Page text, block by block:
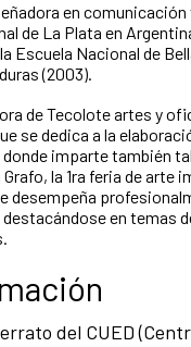
en comunicación
de La Plata en
Escuela Nacional de
(2003).
de Tecolote artes y
se dedica a la
donde imparte también
la 1ra feria de arte
desempeña
en temas
del CUED